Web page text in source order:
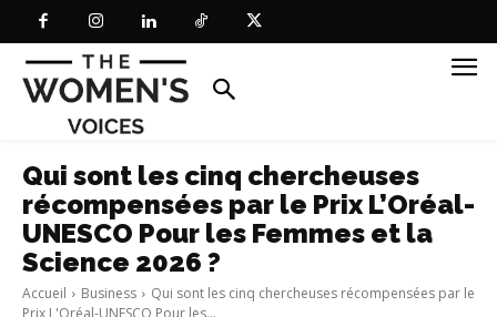
Qui sont les cinq chercheuses
récompensées par le Prix L’Oréal-
UNESCO Pour les Femmes et la
Science 2026 ?
Accueil Business
Qui sont les cinq chercheuses récompensées par le
Prix L'Oréal-UNESCO Pour les...